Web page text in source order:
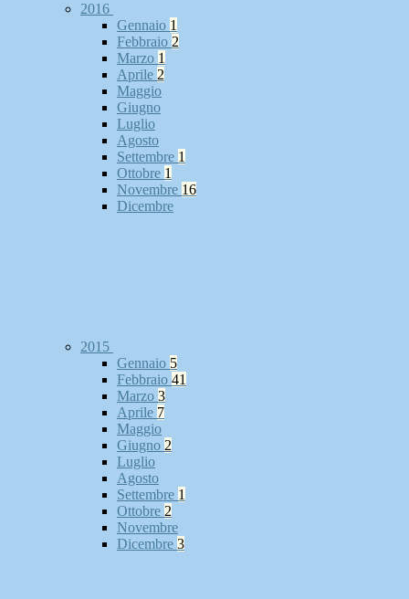
2016
Gennaio 1
Febbraio 2
Marzo 1
Aprile 2
Maggio
Giugno
Luglio
Agosto
Settembre 1
Ottobre 1
Novembre 16
Dicembre
2015
Gennaio 5
Febbraio 41
Marzo 3
Aprile 7
Maggio
Giugno 2
Luglio
Agosto
Settembre 1
Ottobre 2
Novembre
Dicembre 3